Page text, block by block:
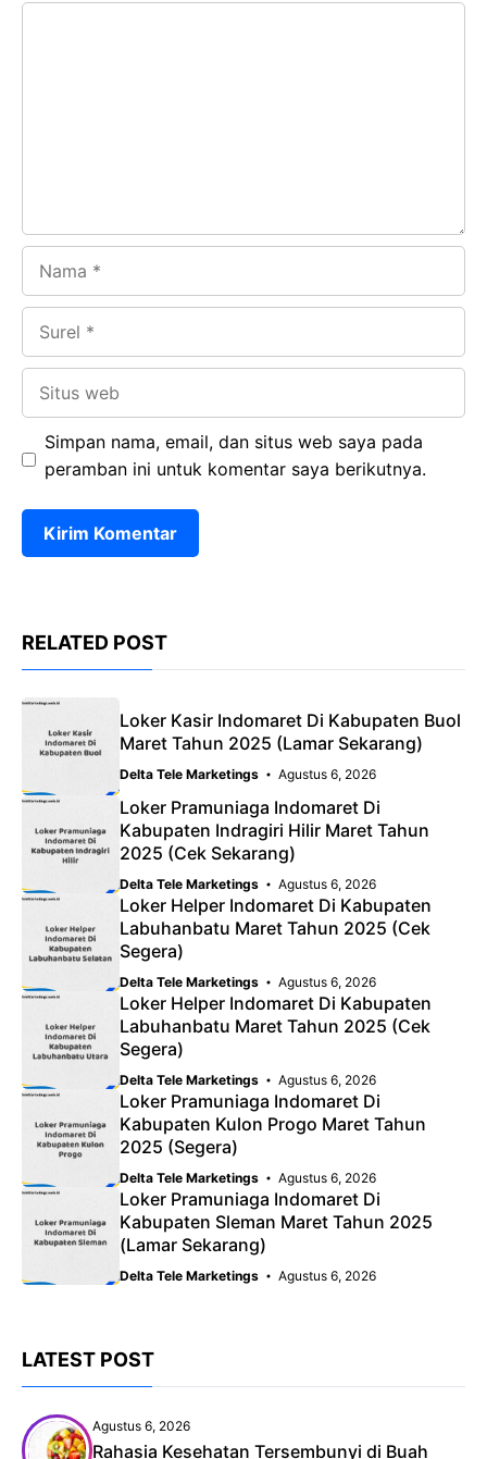
Simpan nama, email, dan situs web saya pada
peramban ini untuk komentar saya berikutnya.
RELATED POST
Loker Kasir Indomaret Di Kabupaten Buol
Maret Tahun 2025 (Lamar Sekarang)
Delta Tele Marketings Agustus 6, 2026
Loker Pramuniaga Indomaret Di
Kabupaten Indragiri Hilir Maret Tahun
2025 (Cek Sekarang)
Delta Tele Marketings Agustus 6, 2026
Loker Helper Indomaret Di Kabupaten
Labuhanbatu Maret Tahun 2025 (Cek
Segera)
Delta Tele Marketings Agustus 6, 2026
Loker Helper Indomaret Di Kabupaten
Labuhanbatu Maret Tahun 2025 (Cek
Segera)
Delta Tele Marketings Agustus 6, 2026
Loker Pramuniaga Indomaret Di
Kabupaten Kulon Progo Maret Tahun
2025 (Segera)
Delta Tele Marketings Agustus 6, 2026
Loker Pramuniaga Indomaret Di
Kabupaten Sleman Maret Tahun 2025
(Lamar Sekarang)
Delta Tele Marketings Agustus 6, 2026
LATEST POST
Agustus 6, 2026
Rahasia Kesehatan Tersembunyi di Buah